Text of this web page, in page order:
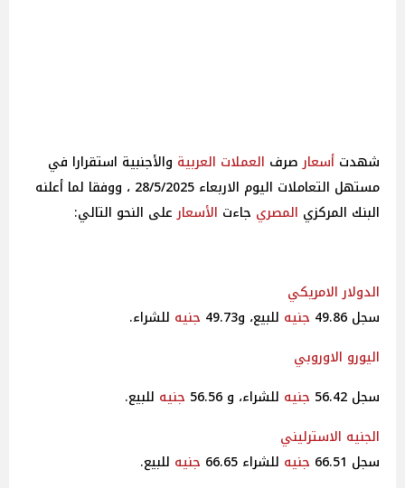
أسعارصرف العملات العربية والأجنبية استقرارا في
مستهل التعاملات اليوم الاربعاء 28/5/2025 ، ووفقا لما أعلنه
البنك المركزي المصري جاءت الأسعارعلى النحو التالي:
الدولار الامريكي
سجل 49.86
جنيه للبيع، و49.73 جنيه للشراء.
اليورو الاوروبي
سجل 56.42
جنيه للشراء، و 56.56 جنيه للبيع.
الجنيه الاسترليني
سجل 66.51
جنيه للشراء 66.65 جنيه للبيع.